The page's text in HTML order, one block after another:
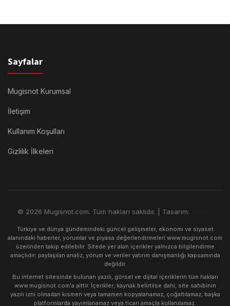
Sayfalar
Mugisnot Kurumsal
İletişim
Kullanım Koşulları
Gizlilik İlkeleri
© 2026 Mugisnot.com. Tüm hakları saklıdır. | Tasarım:
Türkiye ve dünya gündemindeki güncel gelişmeler, ekonomi ve siyaset
alanındaki haberler, yorumlar ve piyasa değerlendirmeleri www.mugisnot.com
üzerinden takip edilebilir. Sitede yer alan içerikler yalnızca bilgilendirme
amaçlıdır; paylaşılan analiz, yorum ve veriler yatırım danışmanlığı kapsamında
değildir.
Bu internet sitesinde bulunan yazılı, görsel ve dijital içeriklerin tüm hakları
www.mugisnot.com'a aittir. İçerikler; kaynak belirtilse dahi, site sahibinin
yazılı izni olmadan kısmen veya tamamen kopyalanamaz, çoğaltılamaz, başka
platformlarda yayımlanamaz veya ticari amaçla kullanılamaz.